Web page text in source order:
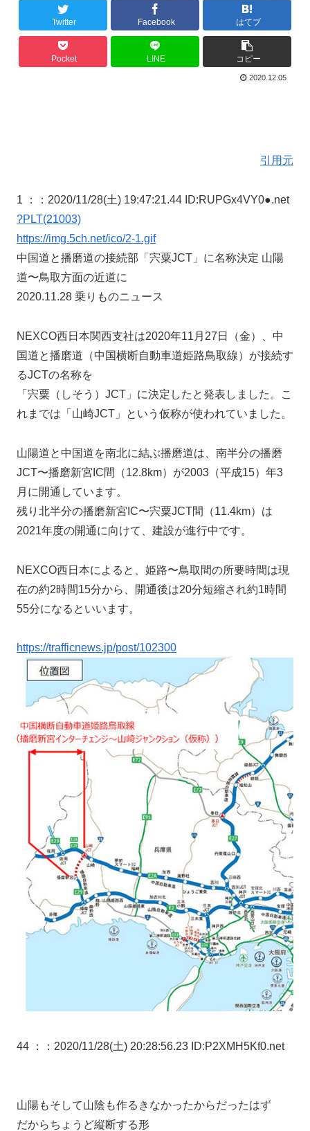
Twitter Facebook はてブ
Pocket LINE コピー
2020.12.05
引用元
1 ：
：2020/11/28(土) 19:47:21.44 ID:RUPGx4VY0●.net
?PLT(21003)
https://img.5ch.net/ico/2-1.gif
中国道と播磨道の接続部「宍粟JCT」に名称決定 山陽
道〜鳥取方面の近道に
2020.11.28 乗りものニュース
NEXCO西日本関西支社は2020年11月27日（金）、中
国道と播磨道（中国横断自動車道姫路鳥取線）が接続す
るJCTの名称を
「宍粟（しそう）JCT」に決定したと発表しました。こ
れまでは「山崎JCT」という仮称が使われていました。
山陽道と中国道を南北に結ぶ播磨道は、南半分の播磨
JCT〜播磨新宮IC間（12.8km）が2003（平成15）年3
月に開通しています。
残り北半分の播磨新宮IC〜宍粟JCT間（11.4km）は
2021年度の開通に向けて、建設が進行中です。
NEXCO西日本によると、姫路〜鳥取間の所要時間は現
在の約2時間15分から、開通後は20分短縮され約1時間
55分になるといいます。
https://trafficnews.jp/post/102300
44 ： ：2020/11/28(土) 20:28:56.23 ID:P2XMH5Kf0.net
山陽もそして山陰も作るきなかったからだったはず
だからちょうど縦断する形